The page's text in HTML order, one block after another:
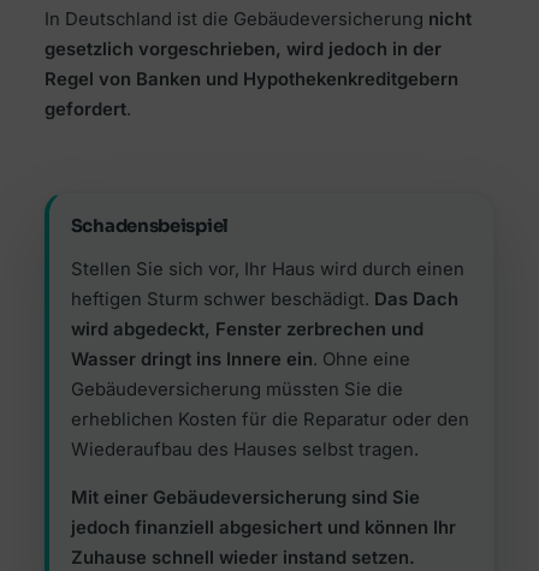
In Deutschland ist die Gebäudeversicherung nicht
gesetzlich vorgeschrieben, wird jedoch in der
Regel von Banken und Hypothekenkreditgebern
gefordert.
Schadensbeispiel
Stellen Sie sich vor, Ihr Haus wird durch einen
heftigen Sturm schwer beschädigt. Das Dach
wird abgedeckt, Fenster zerbrechen und
Wasser dringt ins Innere ein. Ohne eine
Gebäudeversicherung müssten Sie die
erheblichen Kosten für die Reparatur oder den
Wiederaufbau des Hauses selbst tragen.
Mit einer Gebäudeversicherung sind Sie
jedoch finanziell abgesichert und können Ihr
Zuhause schnell wieder instand setzen.